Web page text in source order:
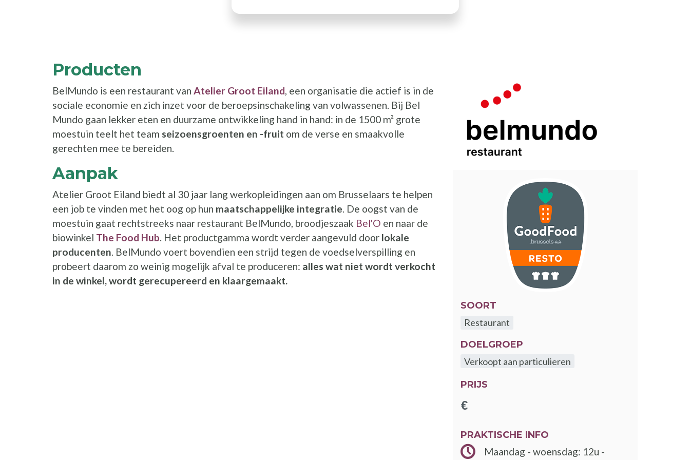
Producten
BelMundo is een restaurant van Atelier Groot Eiland, een organisatie die actief is in de
sociale economie en zich inzet voor de beroepsinschakeling van volwassenen. Bij Bel
Mundo gaan lekker eten en duurzame ontwikkeling hand in hand: in de 1500 m² grote
moestuin teelt het team seizoensgroenten en -fruit om de verse en smaakvolle
gerechten mee te bereiden.
Aanpak
Atelier Groot Eiland biedt al 30 jaar lang werkopleidingen aan om Brusselaars te helpen
een job te vinden met het oog op hun maatschappelijke integratie. De oogst van de
moestuin gaat rechtstreeks naar restaurant BelMundo, broodjeszaak Bel'O en naar de
biowinkel The Food Hub. Het productgamma wordt verder aangevuld door lokale
producenten. BelMundo voert bovendien een strijd tegen de voedselverspilling en
probeert daarom zo weinig mogelijk afval te produceren: alles wat niet wordt verkocht
in de winkel, wordt gerecupereerd en klaargemaakt.
SOORT
Restaurant
DOELGROEP
Verkoopt aan particulieren
PRIJS
PRAKTISCHE INFO
Maandag - woensdag: 12u -